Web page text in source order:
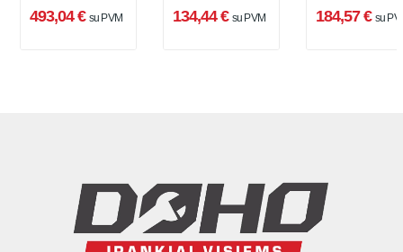
5 Ah
493,04 € su PVM
+ krepšys
134,44 € su PVM 184,57 € su